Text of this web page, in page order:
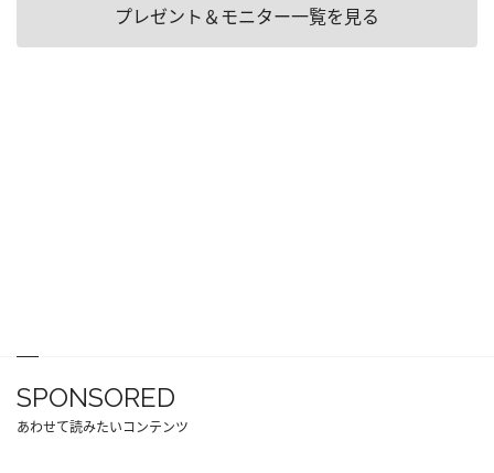
プレゼント＆モニター一覧を見る
SPONSORED
あわせて読みたいコンテンツ